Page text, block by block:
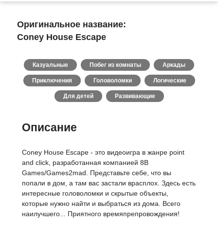
Оригинальное название:
Coney House Escape
Казуальные Побег из комнаты Аркады
Приключения Головоломки Логические
Для детей Развивающие
Описание
Coney House Escape - это видеоигра в жанре point
and click, разработанная компанией 8B
Games/Games2mad. Представьте себе, что вы
попали в дом, а там вас застали врасплох. Здесь есть
интересные головоломки и скрытые объекты,
которые нужно найти и выбраться из дома. Всего
наилучшего... Приятного времяпрепровождения!